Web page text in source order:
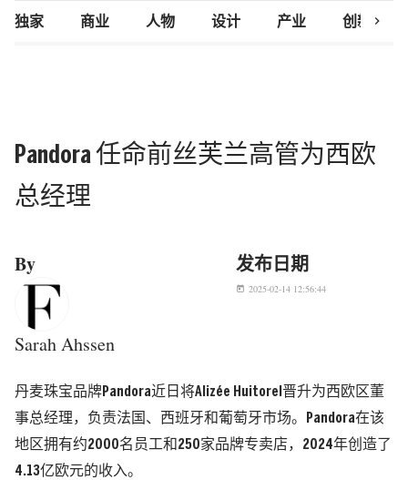
独家 商业 人物 设计 产业 创新研究
chevron_right
Pandora 任命前丝芙兰高管为西欧
总经理
By
Sarah Ahssen
发布日期
today 2025-02-14 12:56:44
丹麦珠宝品牌Pandora近日将Alizée Huitorel晋升为西欧区董
事总经理，负责法国、西班牙和葡萄牙市场。Pandora在该
地区拥有约2000名员工和250家品牌专卖店，2024年创造了
4.13亿欧元的收入。